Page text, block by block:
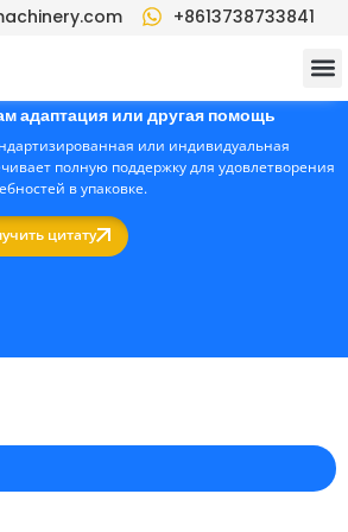
+8613738733841
адаптация или другая помощь
или индивидуальная
полную поддержку для удовлетворения
в упаковке.
цитату